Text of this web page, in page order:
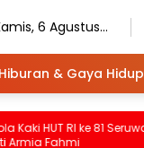
6 Agustus
Hiburan & Gaya Hidup
RI ke 81 Seruway
Fahmi